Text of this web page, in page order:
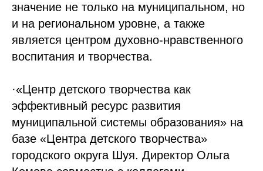
значение не только на муниципальном, но
и на региональном уровне, а также
является центром духовно-нравственного
воспитания и творчества.
·«Центр детского творчества как
эффективный ресурс развития
муниципальной системы образования» на
базе «Центра детского творчества»
городского округа Шуя. Директор Ольга